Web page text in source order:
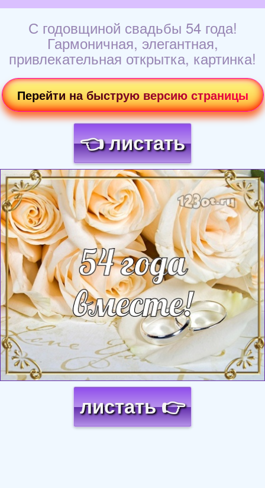
С годовщиной свадьбы 54 года!
Гармоничная, элегантная,
привлекательная открытка, картинка!
Перейти на быструю версию страницы
👈 листать
Загрузка картинки...
листать 👉